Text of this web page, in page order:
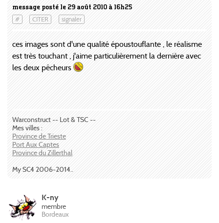
message posté le 29 août 2010 à 16h25
# CITER signaler
ces images sont d'une qualité époustouflante , le réalisme
est très touchant , j'aime particulièrement la dernière avec
les deux pêcheurs
Warconstruct -- Lot & TSC --
Mes villes :
Province de Trieste
Port Aux Captes
Province du Zillerthal
My SC4 2006-2014..
K-ny
membre
Bordeaux